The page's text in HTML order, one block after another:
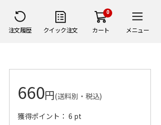
注文履歴 クイック注文
0
カート メニュー
660円(送料別・税込)
獲得ポイント： 6 pt